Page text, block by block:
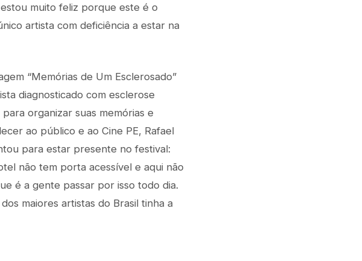
muito feliz porque este é o
artista com deficiência a estar na
“Memórias de Um Esclerosado”
diagnosticado com esclerose
organizar suas memórias e
ao público e ao Cine PE, Rafael
para estar presente no festival:
não tem porta acessível e aqui não
é a gente passar por isso todo dia.
maiores artistas do Brasil tinha a